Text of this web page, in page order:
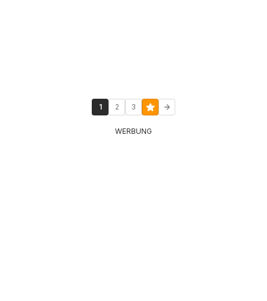
1 2 3
WERBUNG